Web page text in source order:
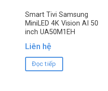
Smart Tivi Samsung
MiniLED 4K Vision AI 50
inch UA50M1EH
Liên hệ
Đọc tiếp